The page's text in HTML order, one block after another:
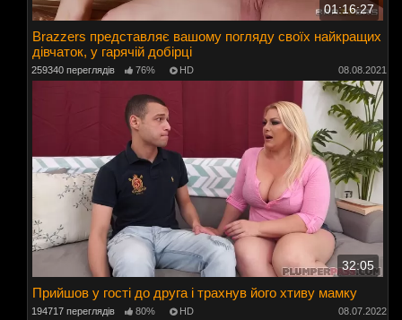
01:16:27
Brazzers представляє вашому погляду своїх найкращих
дівчаток, у гарячій добірці
259340 переглядів 76% HD 08.08.2021
32:05
Прийшов у гості до друга і трахнув його хтиву мамку
194717 переглядів 80% HD 08.07.2022